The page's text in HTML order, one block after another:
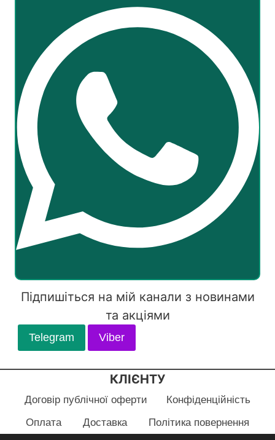
Підпишіться на мій канали з новинами
та акціями
Telegram Viber
КЛІЄНТУ
Договір публічної оферти
Конфіденційність
Оплата
Доставка Політика повернення